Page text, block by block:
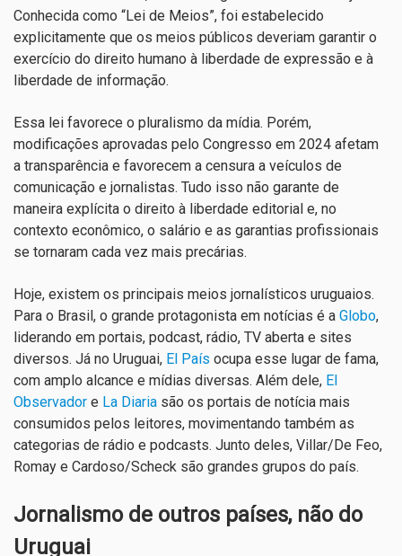
Conhecida como “Lei de Meios”, foi estabelecido
explicitamente que os meios públicos deveriam garantir o
exercício do direito humano à liberdade de expressão e à
liberdade de informação.
Essa lei favorece o pluralismo da mídia. Porém,
modificações aprovadas pelo Congresso em 2024 afetam
a transparência e favorecem a censura a veículos de
comunicação e jornalistas. Tudo isso não garante de
maneira explícita o direito à liberdade editorial e, no
contexto econômico, o salário e as garantias profissionais
se tornaram cada vez mais precárias.
Hoje, existem os principais meios jornalísticos uruguaios.
Para o Brasil, o grande protagonista em notícias é a Globo,
liderando em portais, podcast, rádio, TV aberta e sites
diversos. Já no Uruguai, El País ocupa esse lugar de fama,
com amplo alcance e mídias diversas. Além dele, El
Observador e La Diaria são os portais de notícia mais
consumidos pelos leitores, movimentando também as
categorias de rádio e podcasts. Junto deles, Villar/De Feo,
Romay e Cardoso/Scheck são grandes grupos do país.
Jornalismo de outros países, não do
Uruguai